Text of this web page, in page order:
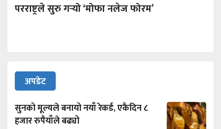
परराष्ट्रले सुरु गर्‍यो ‘मोफा नलेज फोरम’
अपडेट
सुनको मूल्यले बनायो नयाँ रेकर्ड, एकैदिन ८
हजार रुपैयाँले बढ्यो